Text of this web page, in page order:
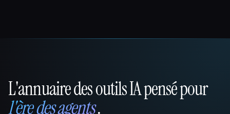
That AI Collection
L'annuaire des outils IA pensé pour
l'ère des agents.